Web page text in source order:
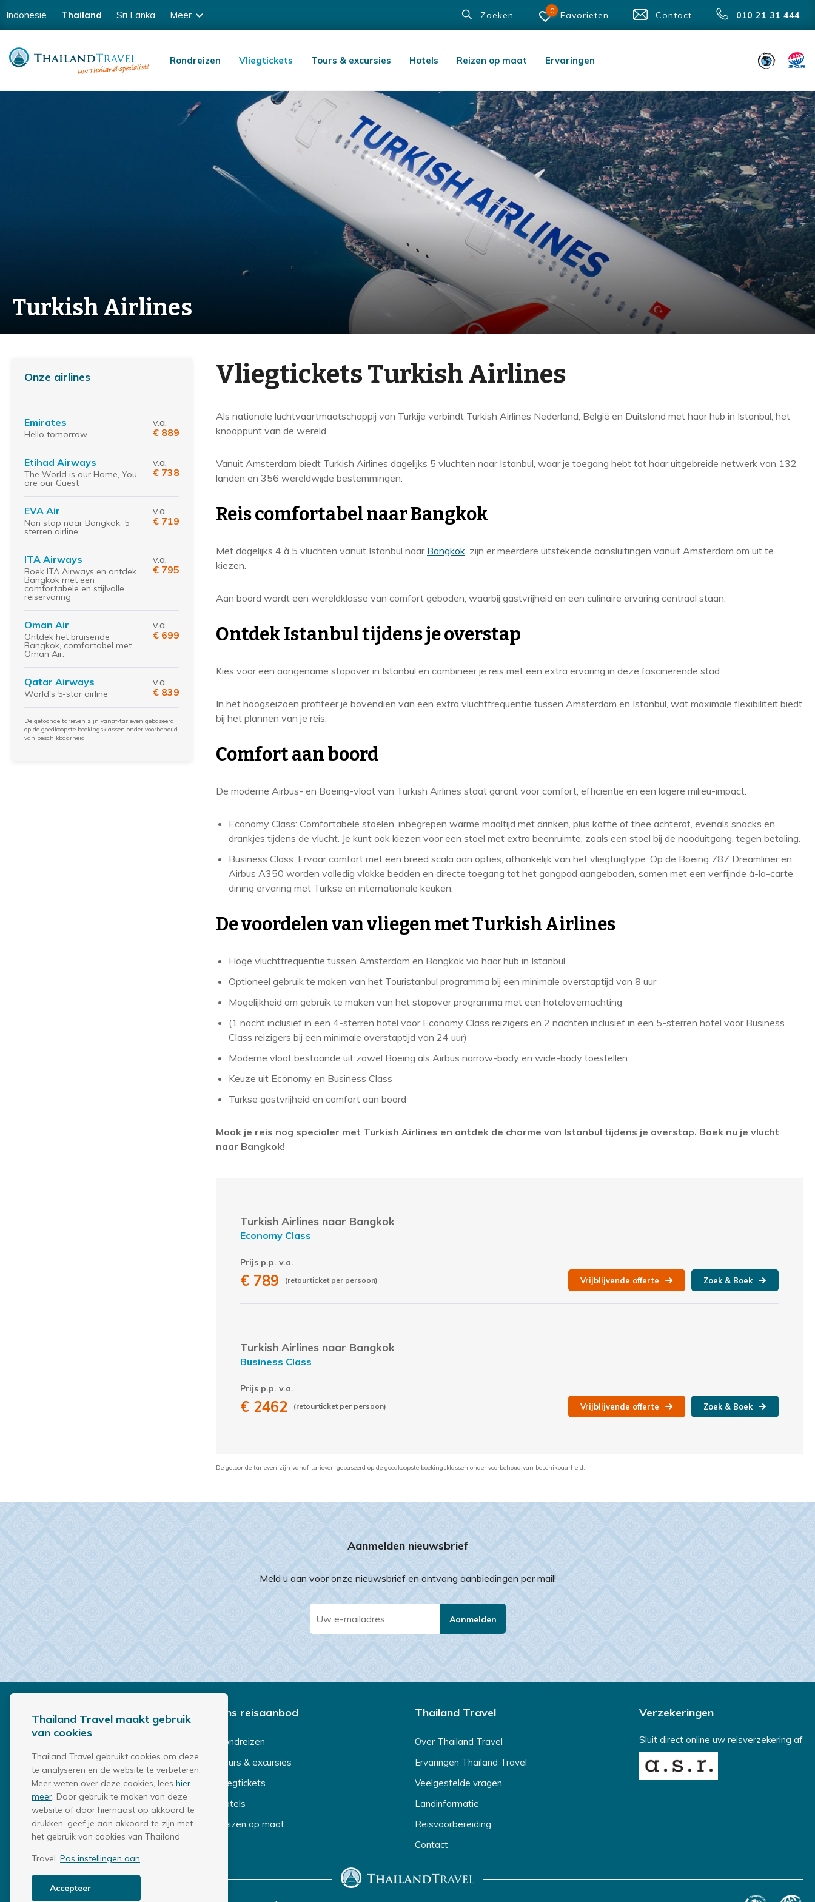
Indonesië Thailand Sri Lanka Meer Zoeken 0 Favorieten Contact 010 21 31 444
Rondreizen Vliegtickets Tours & excursies Hotels Reizen op maat Ervaringen
Turkish Airlines
Vliegtickets Turkish Airlines
Als nationale luchtvaartmaatschappij van Turkije verbindt Turkish Airlines Nederland, België en Duitsland met haar hub in Istanbul, het
knooppunt van de wereld.
Vanuit Amsterdam biedt Turkish Airlines dagelijks 5 vluchten naar Istanbul, waar je toegang hebt tot haar uitgebreide netwerk van 132
landen en 356 wereldwijde bestemmingen.
Reis comfortabel naar Bangkok
Met dagelijks 4 à 5 vluchten vanuit Istanbul naar Bangkok, zijn er meerdere uitstekende aansluitingen vanuit Amsterdam om uit te
kiezen.
Aan boord wordt een wereldklasse van comfort geboden, waarbij gastvrijheid en een culinaire ervaring centraal staan.
Ontdek Istanbul tijdens je overstap
Kies voor een aangename stopover in Istanbul en combineer je reis met een extra ervaring in deze fascinerende stad.
In het hoogseizoen profiteer je bovendien van een extra vluchtfrequentie tussen Amsterdam en Istanbul, wat maximale flexibiliteit biedt
bij het plannen van je reis.
Comfort aan boord
De moderne Airbus- en Boeing-vloot van Turkish Airlines staat garant voor comfort, efficiëntie en een lagere milieu-impact.
Economy Class: Comfortabele stoelen, inbegrepen warme maaltijd met drinken, plus koffie of thee achteraf, evenals snacks en
drankjes tijdens de vlucht. Je kunt ook kiezen voor een stoel met extra beenruimte, zoals een stoel bij de nooduitgang, tegen betaling.
Business Class: Ervaar comfort met een breed scala aan opties, afhankelijk van het vliegtuigtype. Op de Boeing 787 Dreamliner en
Airbus A350 worden volledig vlakke bedden en directe toegang tot het gangpad aangeboden, samen met een verfijnde à-la-carte
dining ervaring met Turkse en internationale keuken.
De voordelen van vliegen met Turkish Airlines
Hoge vluchtfrequentie tussen Amsterdam en Bangkok via haar hub in Istanbul
Optioneel gebruik te maken van het Touristanbul programma bij een minimale overstaptijd van 8 uur
Mogelijkheid om gebruik te maken van het stopover programma met een hotelovernachting
(1 nacht inclusief in een 4-sterren hotel voor Economy Class reizigers en 2 nachten inclusief in een 5-sterren hotel voor Business
Class reizigers bij een minimale overstaptijd van 24 uur)
Moderne vloot bestaande uit zowel Boeing als Airbus narrow-body en wide-body toestellen
Keuze uit Economy en Business Class
Turkse gastvrijheid en comfort aan boord
Maak je reis nog specialer met Turkish Airlines en ontdek de charme van Istanbul tijdens je overstap. Boek nu je vlucht
naar Bangkok!
Turkish Airlines naar Bangkok
Economy Class
Prijs p.p. v.a.
€ 789 (retourticket per persoon) Vrijblijvende offerte Zoek & Boek
Turkish Airlines naar Bangkok
Business Class
Prijs p.p. v.a.
€ 2462 (retourticket per persoon) Vrijblijvende offerte Zoek & Boek
De getoonde tarieven zijn vanaf-tarieven gebaseerd op de goedkoopste boekingsklassen onder voorbehoud van beschikbaarheid.
Onze airlines
Emirates
Hello tomorrow
v.a.
€ 889
Etihad Airways
The World is our Home, You
are our Guest
v.a.
€ 738
EVA Air
Non stop naar Bangkok, 5
sterren airline
v.a.
€ 719
ITA Airways
Boek ITA Airways en ontdek
Bangkok met een
comfortabele en stijlvolle
reiservaring
v.a.
€ 795
Oman Air
Ontdek het bruisende
Bangkok, comfortabel met
Oman Air.
v.a.
€ 699
Qatar Airways
World's 5-star airline
v.a.
€ 839
De getoonde tarieven zijn vanaf-tarieven gebaseerd
op de goedkoopste boekingsklassen onder voorbehoud
van beschikbaarheid.
b
Aanmelden nieuwsbrief
Meld u aan voor onze nieuwsbrief en ontvang aanbiedingen per mail!
Aanmelden
Bestemmingen
Bali & Indonesië
Sri Lanka & Malediven
Vietnam
Cambodja
Ons reisaanbod
Rondreizen
Tours & excursies
Vliegtickets
Hotels
Reizen op maat
Thailand Travel
Over Thailand Travel
Ervaringen Thailand Travel
Veelgestelde vragen
Landinformatie
Reisvoorbereiding
Contact
Verzekeringen
Sluit direct online uw reisverzekering af
Thailand Travel maakt gebruik
van cookies
Thailand Travel gebruikt cookies om deze
te analyseren en de website te verbeteren.
Meer weten over deze cookies, lees hier
meer. Door gebruik te maken van deze
website of door hiernaast op akkoord te
drukken, geef je aan akkoord te zijn met
het gebruik van cookies van Thailand
Travel. Pas instellingen aan
Accepteer